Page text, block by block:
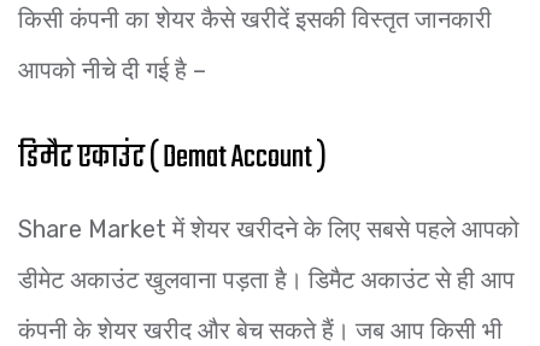
किसी कंपनी का शेयर कैसे खरीदें इसकी विस्तृत जानकारी
आपको नीचे दी गई है –
डिमैट एकाउंट ( Demat Account )
Share Market में शेयर खरीदने के लिए सबसे पहले आपको
डीमेट अकाउंट खुलवाना पड़ता है। डिमैट अकाउंट से ही आप
कंपनी के शेयर खरीद और बेच सकते हैं। जब आप किसी भी